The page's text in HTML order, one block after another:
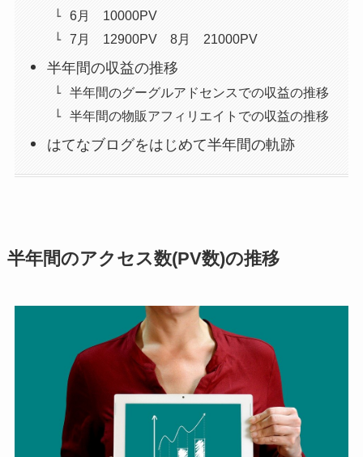
6月 10000PV
7月 12900PV 8月 21000PV
半年間の収益の推移
半年間のグーグルアドセンスでの収益の推移
半年間の物販アフィリエイトでの収益の推移
はてなブログをはじめて半年間の軌跡
半年間のアクセス数(PV数)の推移